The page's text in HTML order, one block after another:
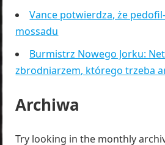
Vance potwierdza, że
mossadu
Burmistrz Nowego Jorku:
zbrodniarzem, którego trzeba
Archiwa
Try looking in the monthly